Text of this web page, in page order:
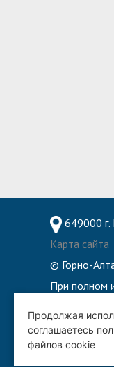
649000 г.
Карта сайта
© Горно-
При полном
8 800 222
Продолжая
соглашаетесь
файлов cookie